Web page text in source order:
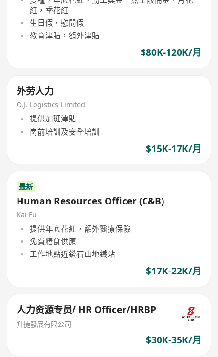
紅，季花紅
生日假，慰問假
教育津貼，額外津貼
$80K-120K/月
外劳人力
O.J. Logistics Limited
提供加班津貼
崗前培訓及安全培訓
$15K-17K/月
最新
Human Resources Officer (C&B)
Kai Fu
提供年底花紅，額外醫療保險
免費膳食供應
工作地點近鑽石山地鐵站
$17K-22K/月
人力资源专员/ HR Officer/HRBP
升捷發展有限公司
$30K-35K/月